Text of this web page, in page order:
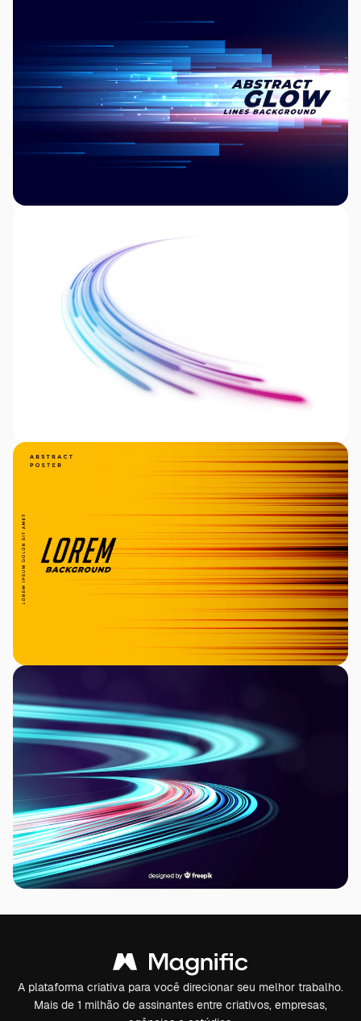
A plataforma criativa para você direcionar seu melhor trabalho.
Mais de 1 milhão de assinantes entre criativos, empresas,